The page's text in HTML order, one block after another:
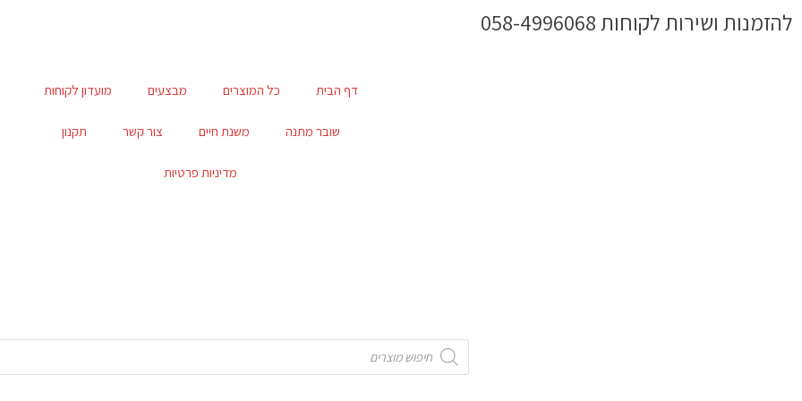
לתוכןלהזמנות ושירות לקוחות 058-4996068
דף הבית כל המוצרים מבצעים מועדון לקוחות
שובר מתנה משנת חיים צור קשר תקנון
מדיניות פרטיות
Products
search